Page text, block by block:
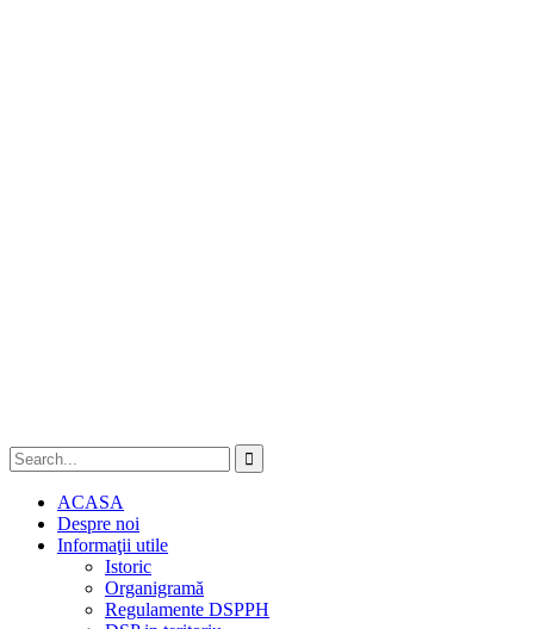
ACASA
Despre noi
Informaţii utile
Istoric
Organigramă
Regulamente DSPPH